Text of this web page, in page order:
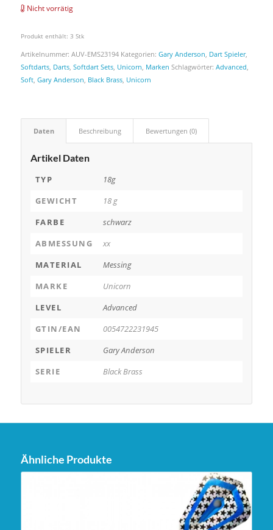
Nicht vorrätig
Produkt enthält: 3 Stk
Artikelnummer: AUV-EMS23194 Kategorien: Gary Anderson Dart Spieler,
Softdarts, Darts, Softdart Sets, Unicorn Marken Schlagwörter: Advanced
Soft, Gary Anderson Black Brass, Unicorn
Daten Beschreibung Bewertungen (0)
Artikel Daten
TYP
18g
GEWICHT
18 g
FARBE
schwarz
ABMESSUNG
xx
MATERIAL
Messing
MARKE
Unicorn
LEVEL
Advanced
GTIN/EAN
0054722231945
SPIELER
Gary Anderson
SERIE
Black Brass
Ähnliche Produkte